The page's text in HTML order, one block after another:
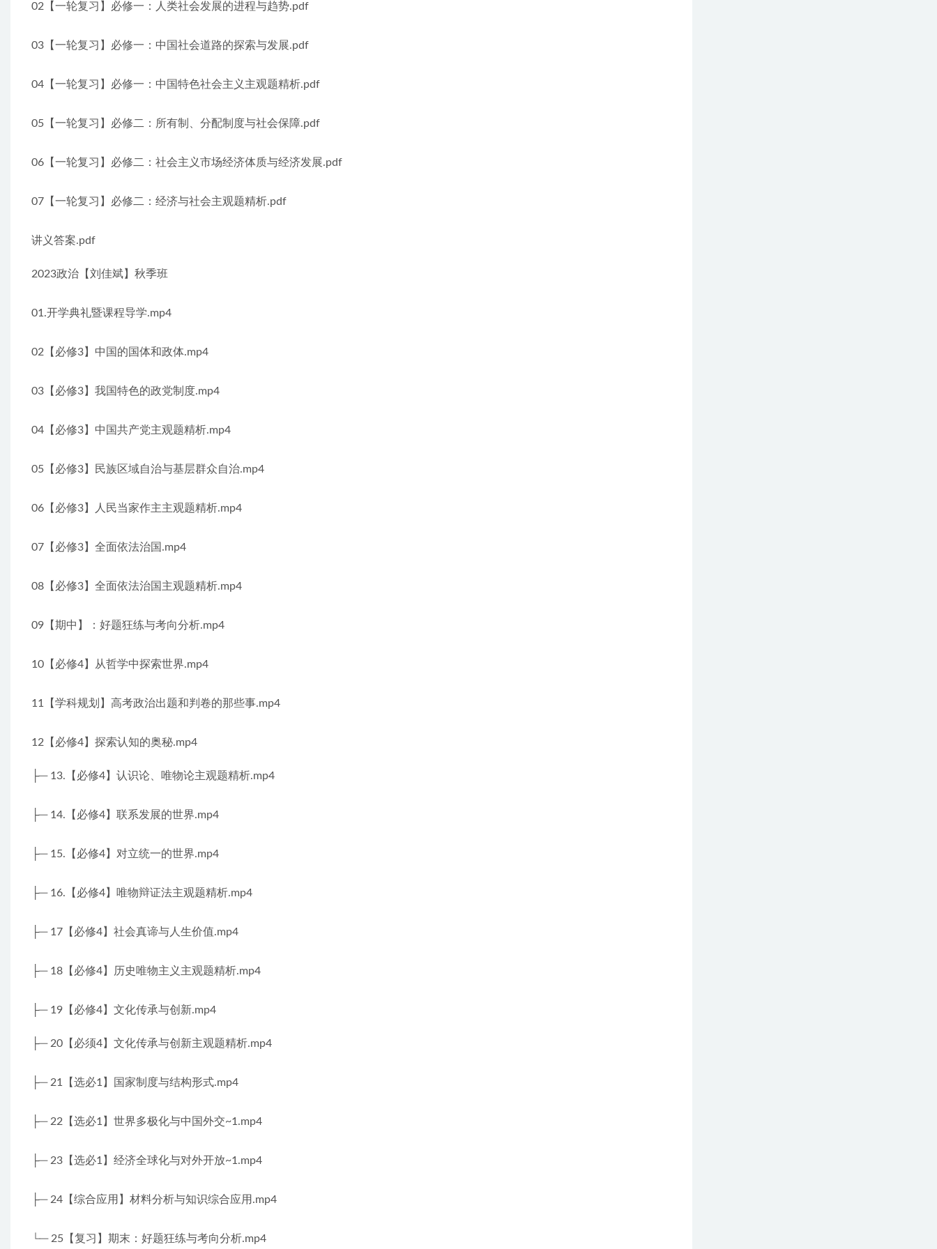
02【一轮复习】必修一：人类社会发展的进程与趋势.pdf
03【一轮复习】必修一：中国社会道路的探索与发展.pdf
04【一轮复习】必修一：中国特色社会主义主观题精析.pdf
05【一轮复习】必修二：所有制、分配制度与社会保障.pdf
06【一轮复习】必修二：社会主义市场经济体质与经济发展.pdf
07【一轮复习】必修二：经济与社会主观题精析.pdf
讲义答案.pdf
2023政治【刘佳斌】秋季班
01.开学典礼暨课程导学.mp4
02【必修3】中国的国体和政体.mp4
03【必修3】我国特色的政党制度.mp4
04【必修3】中国共产党主观题精析.mp4
05【必修3】民族区域自治与基层群众自治.mp4
06【必修3】人民当家作主主观题精析.mp4
07【必修3】全面依法治国.mp4
08【必修3】全面依法治国主观题精析.mp4
09【期中】：好题狂练与考向分析.mp4
10【必修4】从哲学中探索世界.mp4
11【学科规划】高考政治出题和判卷的那些事.mp4
12【必修4】探索认知的奥秘.mp4
├─ 13.【必修4】认识论、唯物论主观题精析.mp4
├─ 14.【必修4】联系发展的世界.mp4
├─ 15.【必修4】对立统一的世界.mp4
├─ 16.【必修4】唯物辩证法主观题精析.mp4
├─ 17【必修4】社会真谛与人生价值.mp4
├─ 18【必修4】历史唯物主义主观题精析.mp4
├─ 19【必修4】文化传承与创新.mp4
├─ 20【必须4】文化传承与创新主观题精析.mp4
├─ 21【选必1】国家制度与结构形式.mp4
├─ 22【选必1】世界多极化与中国外交~1.mp4
├─ 23【选必1】经济全球化与对外开放~1.mp4
├─ 24【综合应用】材料分析与知识综合应用.mp4
└─ 25【复习】期末：好题狂练与考向分析.mp4